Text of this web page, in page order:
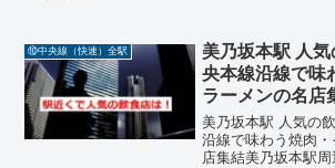
⑩中央線（快速）全駅
美乃坂本駅 人
央本線沿線で味
ラーメンの名店
美乃坂本駅 人気の
沿線で味わう焼肉
店集結美乃坂本駅